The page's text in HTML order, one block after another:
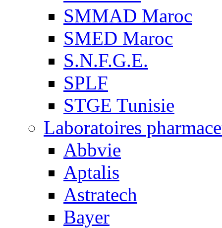
SMMAD Maroc
SMED Maroc
S.N.F.G.E.
SPLF
STGE Tunisie
Laboratoires
Abbvie
Aptalis
Astratech
Bayer